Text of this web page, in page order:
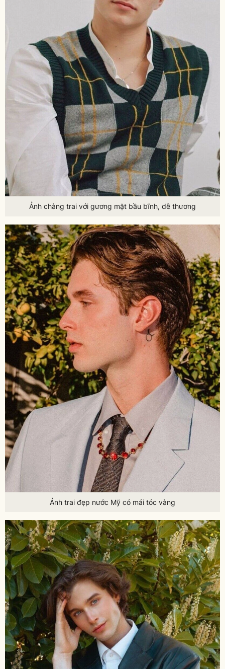
Ảnh chàng trai với gương mặt bầu bĩnh, dễ thương
Ảnh trai đẹp nước Mỹ có mái tóc vàng